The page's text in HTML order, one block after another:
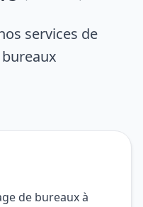
services de
de bureaux à